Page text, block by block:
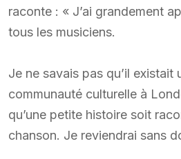
raconte : « J’ai grandement
tous les musiciens.
Je ne savais pas qu’il existait
communauté culturelle à
qu’une petite histoire soit
chanson. Je reviendrai sans